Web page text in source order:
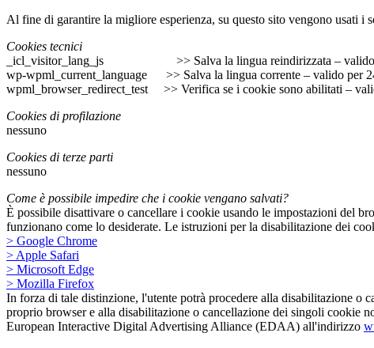
Al fine di garantire la migliore esperienza, su questo sito vengono usati i
Cookies tecnici
_icl_visitor_lang_js >> Salva la lingua reindirizzata – valido
wp-wpml_current_language >> Salva la lingua corrente – valido per
wpml_browser_redirect_test >> Verifica se i cookie sono abilitati –
Cookies di profilazione
nessuno
Cookies di terze parti
nessuno
Come è possibile impedire che i cookie vengano salvati?
È possibile disattivare o cancellare i cookie usando le impostazioni del
funzionano come lo desiderate. Le istruzioni per la disabilitazione dei
> Google Chrome
> Apple Safari
> Microsoft Edge
> Mozilla Firefox
In forza di tale distinzione, l'utente potrà procedere alla disabilitazione
proprio browser e alla disabilitazione o cancellazione dei singoli cookie
European Interactive Digital Advertising Alliance (EDAA) all'indirizzo